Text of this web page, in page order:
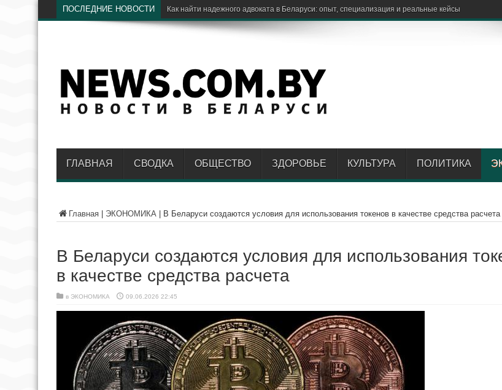
ПОСЛЕДНИЕ НОВОСТИ
ГЛАВНАЯ СВОДКА ОБЩЕСТВО ЗДОРОВЬЕ КУЛЬТУРА ПОЛИТИКА
Главная ЭКОНОМИКА В Беларуси создаются условия для использования токенов в качестве средства расчета
В Беларуси создаются условия для использования
в качестве средства расчета
в ЭКОНОМИКА 09.06.2026 22:45